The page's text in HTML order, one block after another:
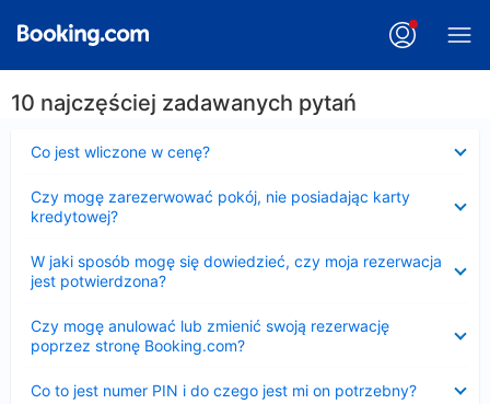
10 najczęściej zadawanych pytań
Co jest wliczone w cenę?
Czy mogę zarezerwować pokój, nie posiadając karty
kredytowej?
W jaki sposób mogę się dowiedzieć, czy moja rezerwacja
jest potwierdzona?
Czy mogę anulować lub zmienić swoją rezerwację
poprzez stronę Booking.com?
Co to jest numer PIN i do czego jest mi on potrzebny?